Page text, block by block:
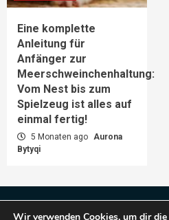
Eine komplette
Anleitung für
Anfänger zur
Meerschweinchenhaltung:
Vom Nest bis zum
Spielzeug ist alles auf
einmal fertig!
5 Monaten ago Aurona
Bytyqi
Impressum
Wir verwenden Cookies, um dir